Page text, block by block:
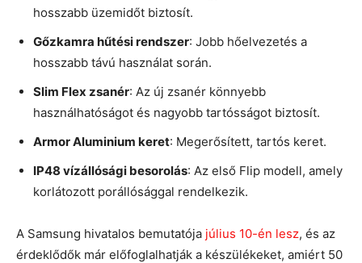
hosszabb üzemidőt biztosít.
Gőzkamra hűtési rendszer: Jobb hőelvezetés a
hosszabb távú használat során.
Slim Flex zsanér: Az új zsanér könnyebb
használhatóságot és nagyobb tartósságot biztosít.
Armor Aluminium keret: Megerősített, tartós keret.
IP48 vízállósági besorolás: Az első Flip modell, amely
korlátozott porállósággal rendelkezik.
A Samsung hivatalos bemutatója július 10-én lesz, és az
érdeklődők már előfoglalhatják a készülékeket, amiért 50